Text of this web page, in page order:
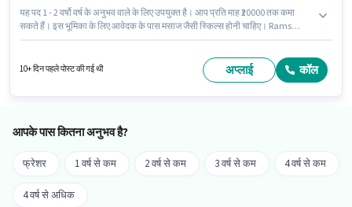
यह पद 1 - 2 वर्षो वर्ष के अनुभव वाले के लिए उपयुक्त है। आप प्रति माह ₹20000 तक कमा
सकते हैं। इस भूमिका के लिए आवेदक के पास मसाज जैसी स्किल्स होनी चाहिए। Rams
विजयवाड़ा में है। इस नौकरी के लिए 10वीं से नीचे योग्यता वाले उम्मीदवार आवेदन कर सकते
10+ दिन पहले पोस्ट की गई थी अप्लाई कॉल
आपके पास कितना अनुभव है?
फ्रेशर 1 वर्ष से कम 2 वर्ष से कम 3 वर्ष से कम 4 वर्ष से कम
4 वर्ष से अधिक